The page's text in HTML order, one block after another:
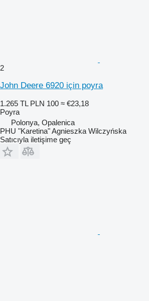
2
John Deere 6920 için poyra
1.265 TL PLN 100 ≈ €23,18
Poyra
Polonya, Opalenica
PHU "Karetina" Agnieszka Wilczyńska
Satıcıyla iletişime geç